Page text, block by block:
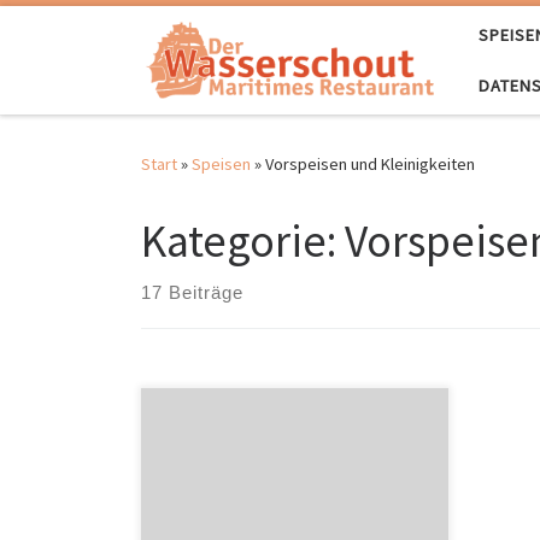
Zum Inhalt springen
Start»Speisen »Vorspeisen und Kleinigkeiten
Kategorie:
17 Beiträge